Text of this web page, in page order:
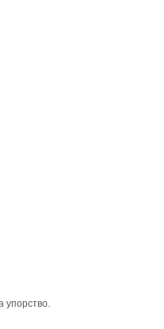
упорство.